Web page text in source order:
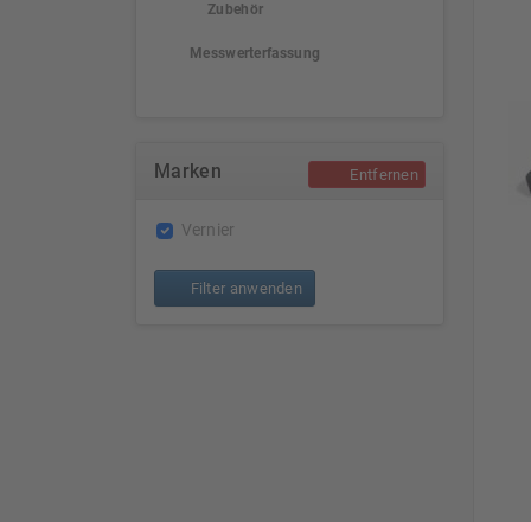
Zubehör
Messwerterfassung
Marken Entfernen
Vernier
Filter anwenden